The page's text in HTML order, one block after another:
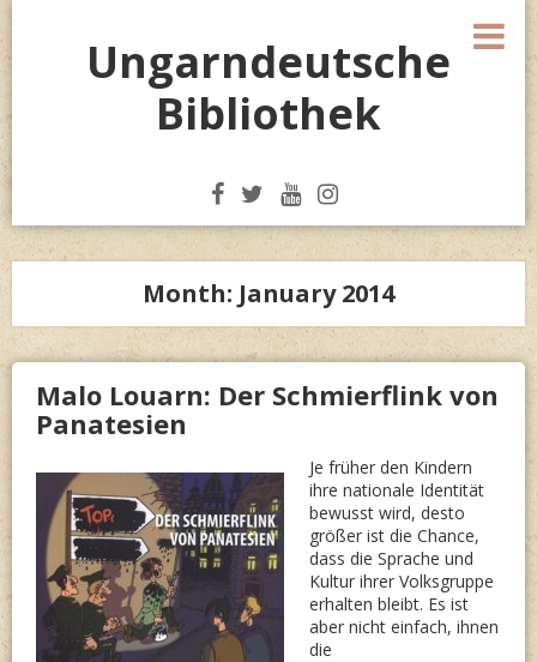
Ungarndeutsche
Bibliothek
Month: January 2014
Malo Louarn: Der Schmierflink von
Panatesien
Je früher den Kindern
ihre nationale Identität
bewusst wird, desto
größer ist die Chance,
dass die Sprache und
Kultur ihrer Volksgruppe
erhalten bleibt. Es ist
aber nicht einfach, ihnen
die